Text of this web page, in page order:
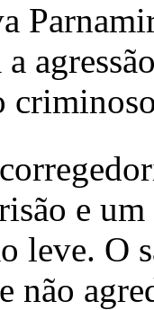
e
leve. O
não